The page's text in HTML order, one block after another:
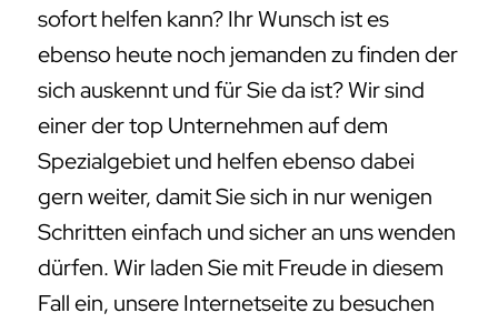
sofort helfen kann? Ihr Wunsch ist es
ebenso heute noch jemanden zu finden der
sich auskennt und für Sie da ist? Wir sind
einer der top Unternehmen auf dem
Spezialgebiet und helfen ebenso dabei
gern weiter, damit Sie sich in nur wenigen
Schritten einfach und sicher an uns wenden
dürfen. Wir laden Sie mit Freude in diesem
Fall ein, unsere Internetseite zu besuchen